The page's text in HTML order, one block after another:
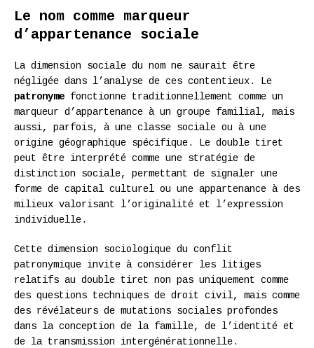
Le nom comme marqueur
d’appartenance sociale
La dimension sociale du nom ne saurait être
négligée dans l’analyse de ces contentieux. Le
patronyme fonctionne traditionnellement comme un
marqueur d’appartenance à un groupe familial, mais
aussi, parfois, à une classe sociale ou à une
origine géographique spécifique. Le double tiret
peut être interprété comme une stratégie de
distinction sociale, permettant de signaler une
forme de capital culturel ou une appartenance à des
milieux valorisant l’originalité et l’expression
individuelle.
Cette dimension sociologique du conflit
patronymique invite à considérer les litiges
relatifs au double tiret non pas uniquement comme
des questions techniques de droit civil, mais comme
des révélateurs de mutations sociales profondes
dans la conception de la famille, de l’identité et
de la transmission intergénérationnelle.